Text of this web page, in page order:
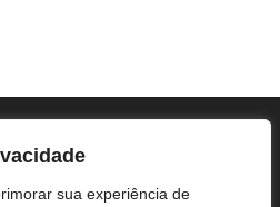
sua experiência de